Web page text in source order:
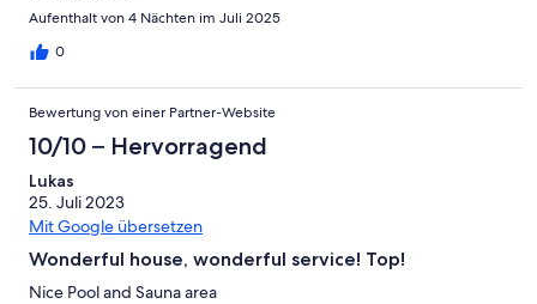
Aufenthalt von 4 Nächten im Juli 2025
0
Bewertung von einer Partner-Website
10/10 – Hervorragend
Lukas
25. Juli 2023
Mit Google übersetzen
Wonderful house, wonderful service! Top!
Nice Pool and Sauna area